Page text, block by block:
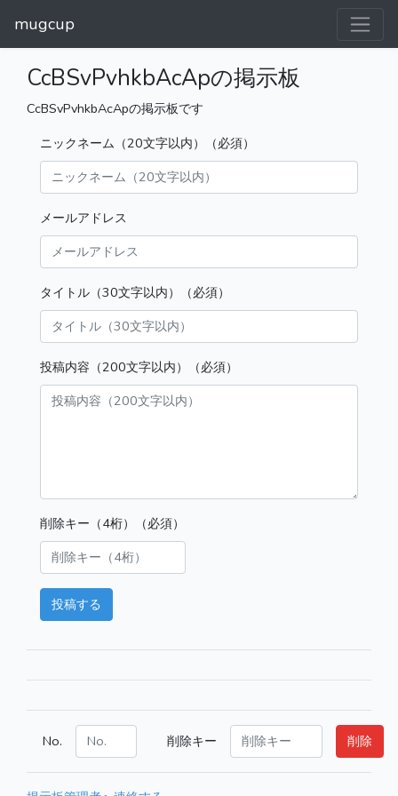
mugcup
CcBSvPvhkbAcApの掲示板
CcBSvPvhkbAcApの掲示板です
ニックネーム（20文字以内）（必須）
メールアドレス
タイトル（30文字以内）（必須）
投稿内容（200文字以内）（必須）
削除キー（4桁）（必須）
投稿する
No. 削除キー 削除